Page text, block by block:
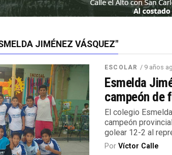
JIMÉNEZ VÁSQUEZ"
ESCOLAR / 9 años
Esmelda
campeón de
El colegio
campeón
golear 12-2 al
PorVíctor Calle